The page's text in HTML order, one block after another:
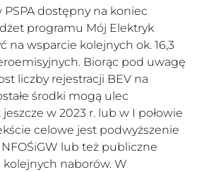
dostępny na koniec
programu Mój Elektryk
na wsparcie kolejnych ok. 16,3
Biorąc pod uwagę
liczby rejestracji BEV na
środki mogą ulec
w 2023 r. lub w I połowie
celowe jest podwyższenie
lub też publiczne
naborów. W